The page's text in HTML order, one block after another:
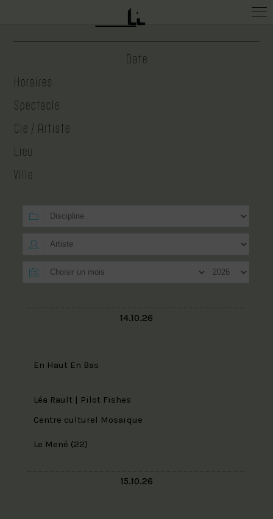
Archives/
Date
Horaires
Spectacle
Cie / Artiste
Lieu
Ville
14.10.26
En Haut En Bas
Léa Rault | Pilot Fishes
Centre culturel Mosaïque
Le Mené (22)
15.10.26